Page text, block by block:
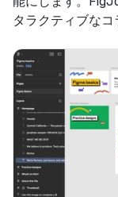
タラクティブなコ